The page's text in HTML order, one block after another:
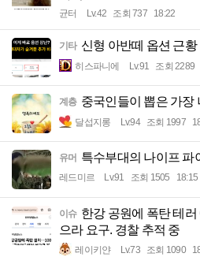
균터 Lv.42 조회 737 18:22
기타 신형 아반떼 옵션 근황
히스파니에 Lv.91 조회 2289
계층 중국인들이 뽑은 가장
달섭지롱 Lv.94 조회 1997
유머 특수부대의 나이프 파
레드미르 Lv.91 조회 1505 18:15
이슈 한강 공원에 폭탄 테
으라 요구. 경찰 추적 중
레이키얀 Lv.73 조회 1090